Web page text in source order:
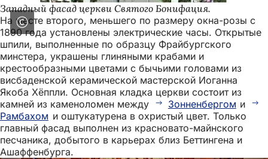
Западный фасад церкви Святого Бонифация.
На месте второго, меньшего по размеру окна-розы с
1890 года установлены электрические часы. Открытые
шпили, выполненные по образцу Фрайбургского
минстера, украшены глиняными крабами и
крестообразными цветами с бычьими головами из
висбаденской керамической мастерской Иоганна
Якоба Хёппли. Основная кладка церкви состоит из
камней из каменоломен между
Зонненбергом и
Рамбахом и оштукатурена в охристый цвет. Только
главный фасад выполнен из красновато-майнского
песчаника, добытого в карьерах близ Беттингена и
Ашаффенбурга.